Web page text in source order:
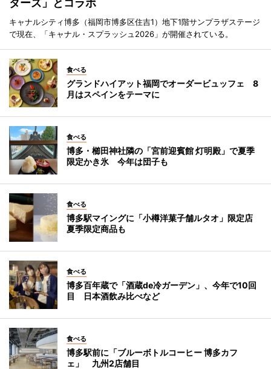
キャナルシティ博多（福岡市博多区住吉1）地下1階サンプラザステージ
で現在、「キャナル・スプラッシュ2026」が開催されている。
食べる
グランドハイアット福岡でオーダービュッフェ 8
月はスペインをテーマに
食べる
博多・櫛田神社隣の「宮前迎賓館 灯明殿」で夏季
限定かき氷 今年は団子も
食べる
博多駅マイングに「小樽洋菓子舗ルタオ」限定店
夏季限定商品も
食べる
博多百年蔵で「酒蔵de冷ガーデン」、今年で10回
目 日本酒飲み比べなど
食べる
博多駅前に「ブルーボトルコーヒー 博多カフ
ェ」 九州2店舗目